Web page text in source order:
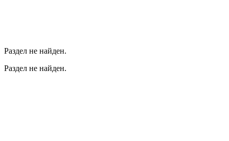
Раздел не найден.
Раздел не найден.